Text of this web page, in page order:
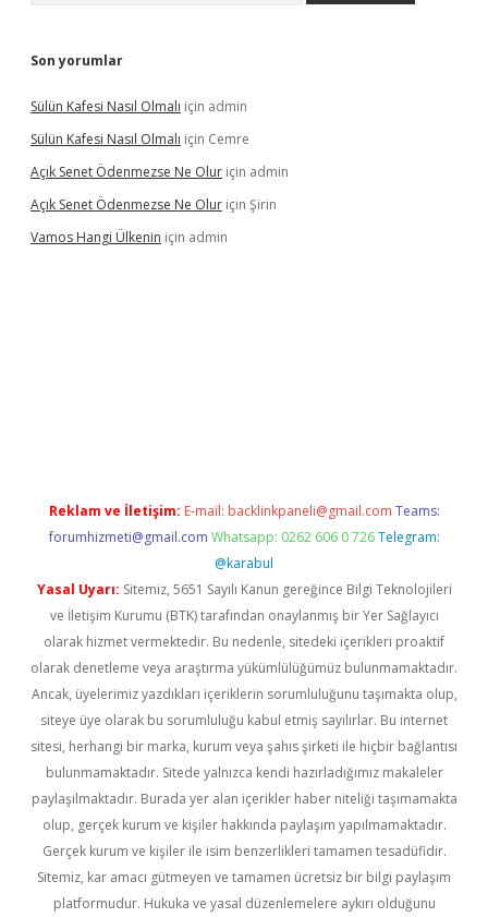
Son yorumlar
Sülün Kafesi Nasıl Olmalı için admin
Sülün Kafesi Nasıl Olmalı için Cemre
Açık Senet Ödenmezse Ne Olur için admin
Açık Senet Ödenmezse Ne Olur için Şirin
Vamos Hangi Ülkenin için admin
Reklam ve İletişim: E-mail: backlinkpaneli@gmail.com Teams:
forumhizmeti@gmail.com Whatsapp: 0262 606 0 726 Telegram:
@karabul
Yasal Uyarı: Sitemiz, 5651 Sayılı Kanun gereğince Bilgi Teknolojileri
ve İletişim Kurumu (BTK) tarafından onaylanmış bir Yer Sağlayıcı
olarak hizmet vermektedir. Bu nedenle, sitedeki içerikleri proaktif
olarak denetleme veya araştırma yükümlülüğümüz bulunmamaktadır.
Ancak, üyelerimiz yazdıkları içeriklerin sorumluluğunu taşımakta olup,
siteye üye olarak bu sorumluluğu kabul etmiş sayılırlar. Bu internet
sitesi, herhangi bir marka, kurum veya şahıs şirketi ile hiçbir bağlantısı
bulunmamaktadır. Sitede yalnızca kendi hazırladığımız makaleler
paylaşılmaktadır. Burada yer alan içerikler haber niteliği taşımamakta
olup, gerçek kurum ve kişiler hakkında paylaşım yapılmamaktadır.
Gerçek kurum ve kişiler ile isim benzerlikleri tamamen tesadüfidir.
Sitemiz, kar amacı gütmeyen ve tamamen ücretsiz bir bilgi paylaşım
platformudur. Hukuka ve yasal düzenlemelere aykırı olduğunu